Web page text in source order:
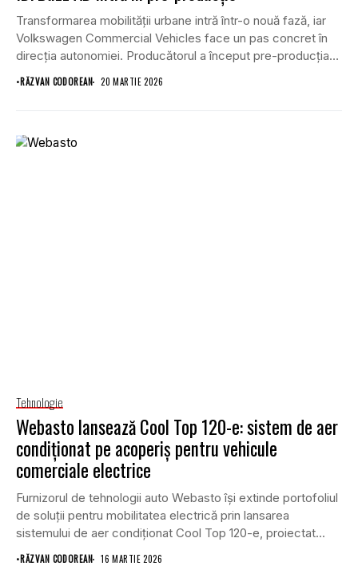
Transformarea mobilității urbane intră într-o nouă fază, iar
Volkswagen Commercial Vehicles face un pas concret în
direcția autonomiei. Producătorul a început pre-producția
modelului...
•RĂZVAN CODOREAN 20 MARTIE 2026
Tehnologie
Webasto lansează Cool Top 120-e: sistem de aer
condiționat pe acoperiș pentru vehicule
comerciale electrice
Furnizorul de tehnologii auto Webasto își extinde portofoliul
de soluții pentru mobilitatea electrică prin lansarea
sistemului de aer condiționat Cool Top 120-e, proiectat...
•RĂZVAN CODOREAN 16 MARTIE 2026